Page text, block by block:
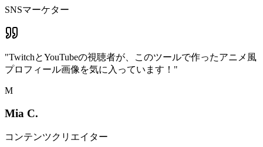
SNSマーケター
"TwitchとYouTubeの視聴者が、このツールで作ったアニメ風
プロフィール画像を気に入っています！ "
M
Mia C.
コンテンツクリエイター